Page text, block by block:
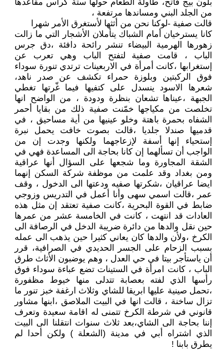
بلون بيج فاتح، طاولة الطعام حولها ستة كراس مقاعدها
من الجلد البني ومساندها مرتفعة ،
قالت صفية -لوكنا نحن من أثثها لأستغرق الأمر شهرا
كانا يسترخيان أمام الشباك يتأملان الأشجار التي ما زالت
زهورها الهرمية البيضاء تنشر رائحة دافئة ،دق جرس
الباب ، قامت صفية لتفتح الباب وهي تعرب عن
إستغرابها ،كانت أمرأة في الاربعينات ترتدي تنورة سوداء
فوق الركبتين وبلوزة حمراء تكشف عن صدر ناهد،
شعرها الاسود ينسدل على كتفيها فيما غّرتها تغطي
الجبهة ،عيناها تشعان بنظرة ودودة ، من الواضح انها
تخلصت من مكياجها خمّنت صفية ذلك من بقايا أحمر
الشفاه بحمرة باهتة وخلو عينيها من أية مساحيق ، في
قدميها صندلا جلديا ،قالت بصوت خافت يحمل نبرة
إستحياء إنها أسفة لإزعاجهما ولكنها وجدت إن من
الواجب أن تسألهما إن كانا بحاجة الى المساعدة فهي في
الشقة المجاورة وما شجعها على السؤال أنها عراقية
ومن بغداد وقد علمت من موظفة شركة السكن إنهما
ايضا عراقيان ،شكرتها صفيه ودعتها الى الدخول ، وقف
عمر ،قالت اسمي سهى وأنا أعمل في التدريس وزوجي
ضابط في القوة البحرية ،كانت صفية تعتقد إن مثل هذه
العادات قد انتهت ، كانت في الخامسة عشر من عمرها
حين نقل والدها من دائرة ضريبة الدخل في الرصافة الى
الكرخ ،ولأن والدها كان يعاني كثيرا حين يذهب الى عمله
بسبب الزحام على الجسر الحديدي في الصرافية، قرر
أن ياستأجر بيتا في حي العدل ، وهم يوضبون الأثاث طرق
الباب ، كانت امرأة في الستينات تضع عباءة سوداء فوق
رأسها الذي لفته بعصابة تتدلى منها خيوط مظفورة
،تحمل صينية عليها ابريقا للشاي وثلاث ارغفة خبز تنور ما
تزال ساخنة ، قالت انها في البيت الملاصق ،ابنها مشاور
قانوني في شرطة الكرخ تتمنى له اقامة سعيدة وتعرف
إننا بحاجة الى الشاي،بعد ثلاث سنوات انتقلنا الى البيت
الذي اشتراه أبي في مدينة (الشعلة ) ولكن أحدا لم
يطرق بابنا !